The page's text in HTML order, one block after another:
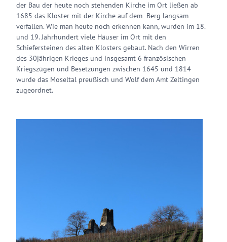
der Bau der heute noch stehenden Kirche im Ort ließen ab
1685 das Kloster mit der Kirche auf dem Berg langsam
verfallen. Wie man heute noch erkennen kann, wurden im 18.
und 19. Jahrhundert viele Häuser im Ort mit den
Schiefersteinen des alten Klosters gebaut. Nach den Wirren
des 30jährigen Krieges und insgesamt 6 französischen
Kriegszügen und Besetzungen zwischen 1645 und 1814
wurde das Moseltal preußisch und Wolf dem Amt Zeltingen
zugeordnet.